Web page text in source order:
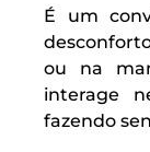
É um
ou na
interage
fazendo